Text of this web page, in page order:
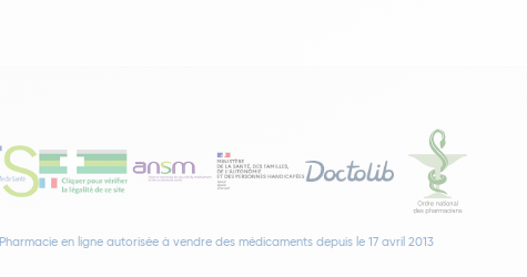
Pharmacie en ligne autorisée à vendre des médicaments depuis le 17 avril 2013